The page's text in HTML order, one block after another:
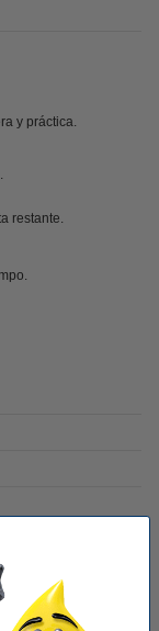
y práctica.
restante.